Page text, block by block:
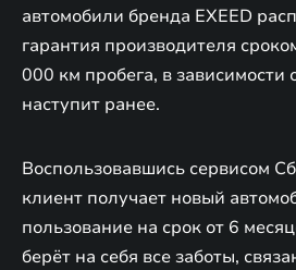
автомобили бренда EXEED
гарантия производителя
000 км пробега, в зависимости
наступит ранее.
Воспользовавшись сервисом
клиент получает новый
пользование на срок от 6
берёт на себя все заботы,